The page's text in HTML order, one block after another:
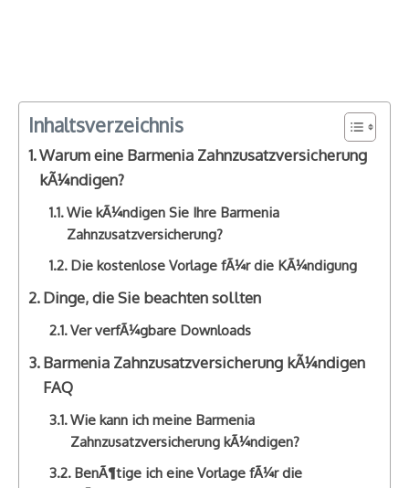
Inhaltsverzeichnis
Warum eine Barmenia Zahnzusatzversicherung
kÃ¼ndigen?
Wie kÃ¼ndigen Sie Ihre Barmenia
Zahnzusatzversicherung?
Die kostenlose Vorlage fÃ¼r die KÃ¼ndigung
Dinge, die Sie beachten sollten
Ver verfÃ¼gbare Downloads
Barmenia Zahnzusatzversicherung kÃ¼ndigen
FAQ
Wie kann ich meine Barmenia
Zahnzusatzversicherung kÃ¼ndigen?
BenÃ¶tige ich eine Vorlage fÃ¼r die